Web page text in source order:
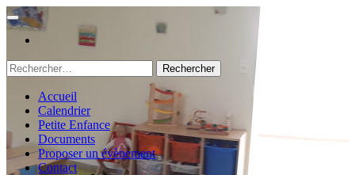
Rechercher :
Accueil
Calendrier
Petite Enfance
Documents
Proposer un évènement
Contact